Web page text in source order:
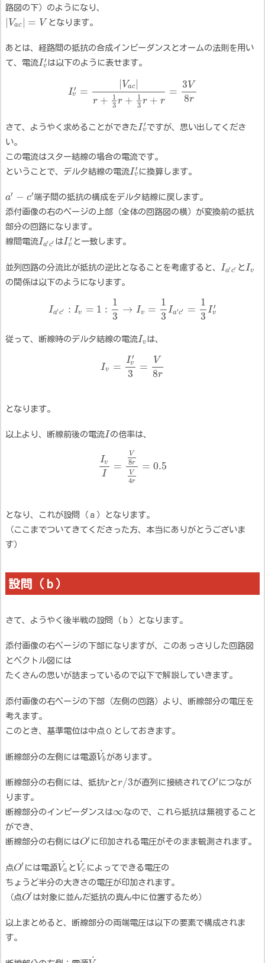
路図の下）のようになり、
| Vac | = V となります。
あとは、経路間の抵抗の合成インピーダンスとオームの法則を用い
て、電流I ′
vは以下のように表せます。
I′
v =
| Vac |
r +
1
3 r +
1
3 r + r
=
3V
8r
さて、ようやく求めることができたI ′
vですが、思い出してくださ
い。
この電流はスター結線の場合の電流です。
ということで、デルタ結線の電流I ′
v に換算します。
a′ − c′端子間の抵抗の構成をデルタ結線に戻します。
添付画像の右のページの上部（全体の回路図の横）が変換前の抵抗
部分の回路になります。
線間電流Ia′c′ はI′
v と一致します。
並列回路の分流比が抵抗の逆比となることを考慮すると、 Ia′c′ とIv
の関係は以下のようになります。
Ia′c′ : Iv = 1 :
1
3
→ Iv =
1
3
Ia′c′ =
1
3
I ′
v
従って、断線時のデルタ結線の電流Ivは、
Iv =
I′
v
3
=
V
8r
となります。
以上より、断線前後の電流I の倍率は、
Iv
I
=
V
8r
V
4r
= 0.5
となり、これが設問（ａ）となります。
（ここまでついてきてくださった方、本当にありがとうございま
す）
設問（ｂ）
さて、ようやく後半戦の設問（ｂ）となります。
添付画像の右ページの下部になりますが、このあっさりした回路図
とベクトル図には
たくさんの思いが詰まっているので以下で解説していきます。
添付画像の右ページの下部（左側の回路）より、断線部分の電圧を
考えます。
このとき、基準電位は中点 Ｏ としておきます。
断線部分の左側には電源Vb
˙ があります。
断線部分の右側には、抵抗rとr/3が直列に接続されてO′ につなが
ります。
断線部分のインピーダンスは∞なので、これら抵抗は無視すること
ができ、
断線部分の右側にはO′ に印加される電圧がそのまま観測されます。
点O′ には電源Va
˙ と Vc
˙ によってできる電圧の
ちょうど半分の大きさの電圧が印加されます。
（点O′ は対象に並んだ抵抗の真ん中に位置するため）
以上まとめると、断線部分の両端電圧は以下の要素で構成されま
す。
˙